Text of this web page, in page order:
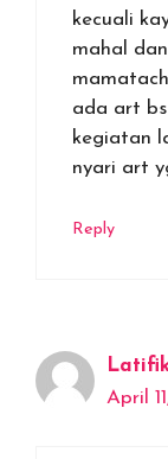
kecuali
mahal
ada art
kegiatan
nyari art
Reply
April